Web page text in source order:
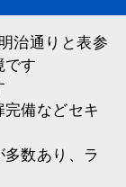
治通りと表参
です
備などセキ
数あり、ラ